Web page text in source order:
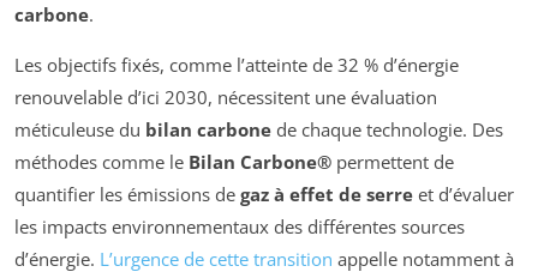
carbone.
Les objectifs fixés, comme l’atteinte de 32 % d’énergie
renouvelable d’ici 2030, nécessitent une évaluation
méticuleuse du bilan carbone de chaque technologie. Des
méthodes comme le Bilan Carbone® permettent de
quantifier les émissions de gaz à effet de serre et d’évaluer
les impacts environnementaux des différentes sources
d’énergie. L’urgence de cette transition appelle notamment à